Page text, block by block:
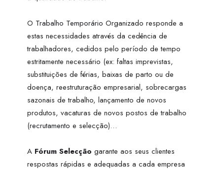
O Trabalho Temporário Organizado responde a
estas necessidades através da cedência de
trabalhadores, cedidos pelo período de tempo
estritamente necessário (ex: faltas imprevistas,
substituições de férias, baixas de parto ou de
doença, reestruturação empresarial, sobrecargas
sazonais de trabalho, lançamento de novos
produtos, vacaturas de novos postos de trabalho
(recrutamento e selecção)…
A Fórum Selecção garante aos seus clientes
respostas rápidas e adequadas a cada empresa